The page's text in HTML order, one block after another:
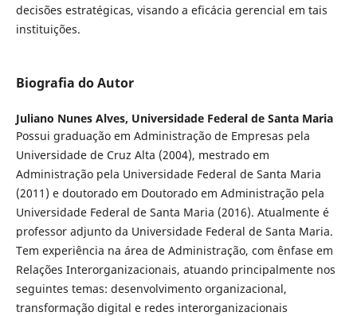
decisões estratégicas, visando a eficácia gerencial em tais
instituições.
Biografia do Autor
Juliano Nunes Alves, Universidade Federal de Santa Maria
Possui graduação em Administração de Empresas pela
Universidade de Cruz Alta (2004), mestrado em
Administração pela Universidade Federal de Santa Maria
(2011) e doutorado em Doutorado em Administração pela
Universidade Federal de Santa Maria (2016). Atualmente é
professor adjunto da Universidade Federal de Santa Maria.
Tem experiência na área de Administração, com ênfase em
Relações Interorganizacionais, atuando principalmente nos
seguintes temas: desenvolvimento organizacional,
transformação digital e redes interorganizacionais